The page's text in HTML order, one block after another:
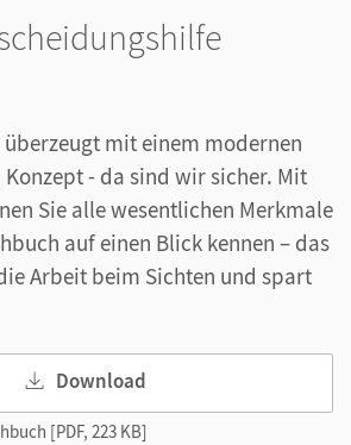
zur einfachen Orientierung
Vorbereiten: der
mit einer Vielzahl an
Ihre
offline mit allen
eigenen Materialien einsetzbar.
Schülerinnen und Schüler mit
App:
multimediale
überzeugt mit einem modernen
- da sind wir sicher. Mit
Sie alle wesentlichen Merkmale
auf einen Blick kennen – das
Arbeit beim Sichten und spart
Download
[PDF, 223 KB]